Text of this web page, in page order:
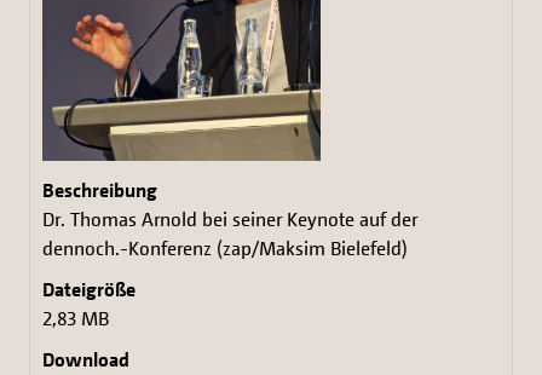
Dr. Thomas Arnold bei seiner Keynote auf der
dennoch.-Konferenz (zap/Maksim Bielefeld)
2,83 MB